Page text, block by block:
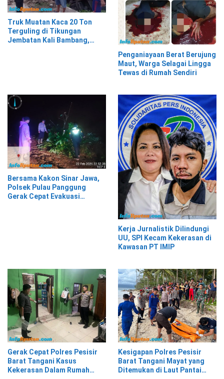
Truk Muatan Kaca 20 Ton
Terguling di Tikungan
Jembatan Kali Bambang,
Penganiayaan Berat Berujung
Maut, Warga Selagai Lingga
Tewas di Rumah Sendiri
Bersama Kakon Sinar Jawa,
Polsek Pulau Panggung
Gerak Cepat Evakuasi
Kerja Jurnalistik Dilindungi
UU, SPI Kecam Kekerasan di
Kawasan PT IMIP
Gerak Cepat Polres Pesisir
Barat Tangani Kasus
Kekerasan Dalam Rumah
Kesigapan Polres Pesisir
Barat Tangani Mayat yang
Ditemukan di Laut Pantai